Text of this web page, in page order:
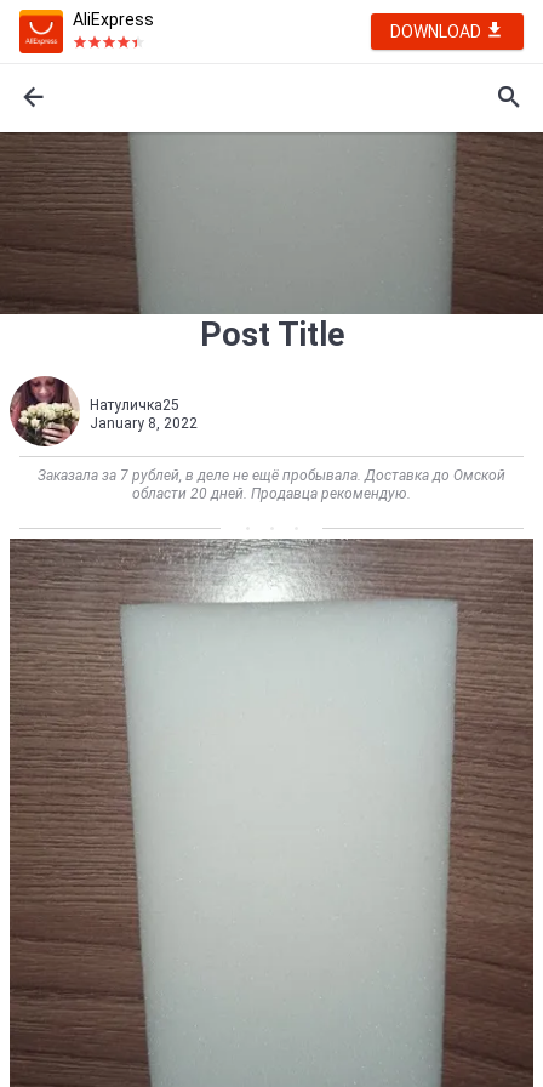
AliExpress
DOWNLOAD
Post Title
Натуличка25
January 8, 2022
Заказала за 7 рублей, в деле не ещё пробывала. Доставка до Омской
области 20 дней. Продавца рекомендую.